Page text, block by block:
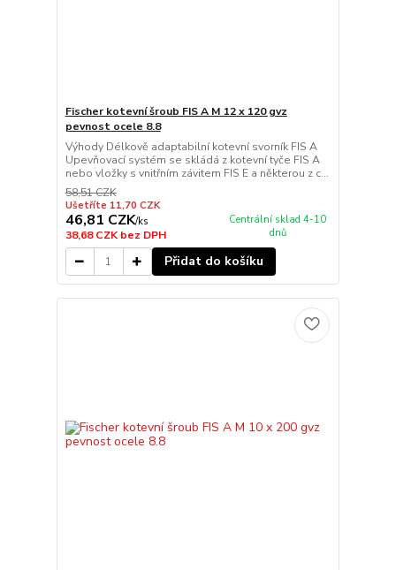
Fischer kotevní šroub FIS A M 12 x 120 gvz
pevnost ocele 8.8
Výhody Délkově adaptabilní kotevní svorník FIS A
Upevňovací systém se skládá z kotevní tyče FIS A
nebo vložky s vnitřním závitem FIS E a některou z c...
58,51 CZK
Ušetříte 11,70 CZK
46,81 CZK/ks
38,68 CZKbez DPH
Centrální sklad 4-10
dnů
Přidat do košíku